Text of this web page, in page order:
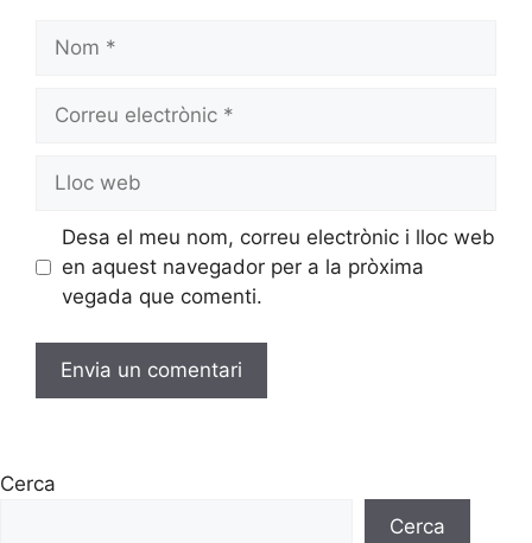
Desa el meu nom, correu electrònic i lloc web
en aquest navegador per a la pròxima
vegada que comenti.
Cerca
Cerca